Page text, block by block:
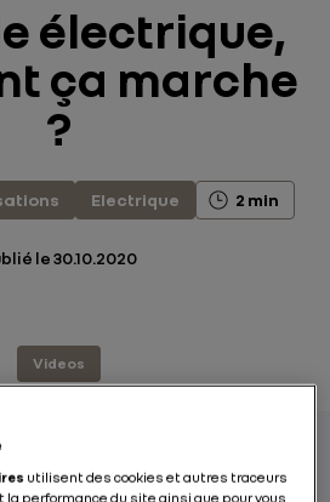
électrique,
ça marche
?
Electrique 2 min
le30.10.2020
Videos
utilisent des cookies et autres traceurs
performance du site ainsi que pour vous